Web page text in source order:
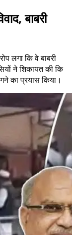
बाबरी
लगा कि वे बाबरी
ने शिकायत की कि
का प्रयास किया।